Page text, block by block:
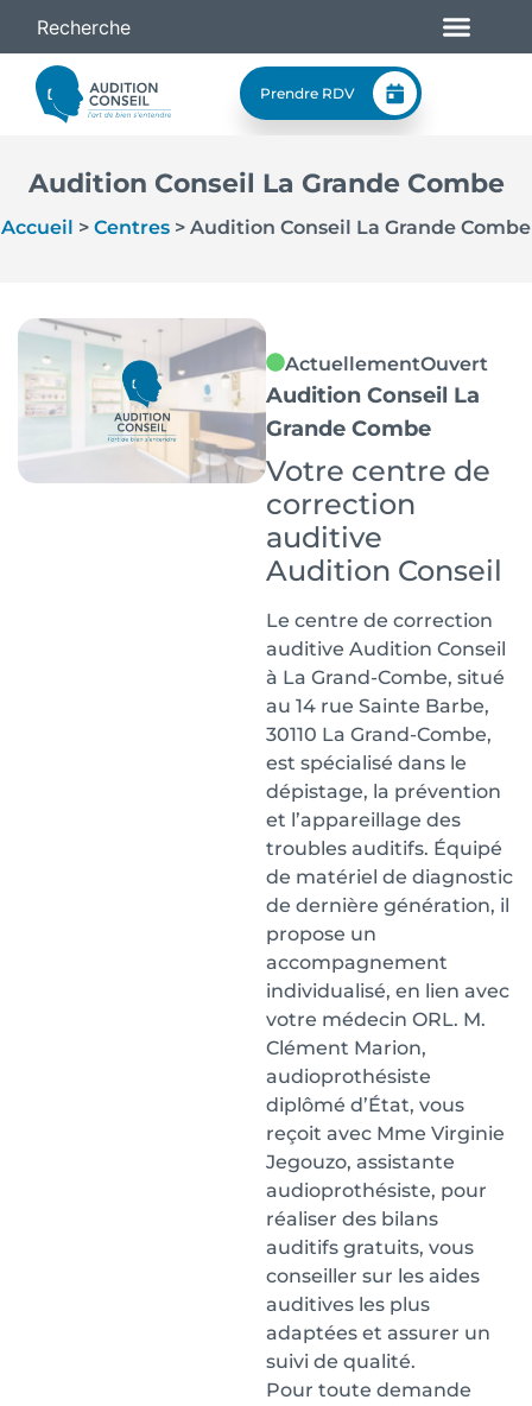
Prendre RDV
Audition Conseil La Grande Combe
Accueil > Centres > Audition Conseil La Grande Combe
ActuellementOuvert
Audition Conseil La
Grande Combe
Votre centre de
correction
auditive
Audition Conseil
Le centre de correction
auditive Audition Conseil
à La Grand-Combe, situé
au 14 rue Sainte Barbe,
30110 La Grand-Combe,
est spécialisé dans le
dépistage, la prévention
et l’appareillage des
troubles auditifs. Équipé
de matériel de diagnostic
de dernière génération, il
propose un
accompagnement
individualisé, en lien avec
votre médecin ORL. M.
Clément Marion,
audioprothésiste
diplômé d’État, vous
reçoit avec Mme Virginie
Jegouzo, assistante
audioprothésiste, pour
réaliser des bilans
auditifs gratuits, vous
conseiller sur les aides
auditives les plus
adaptées et assurer un
suivi de qualité.
Pour toute demande